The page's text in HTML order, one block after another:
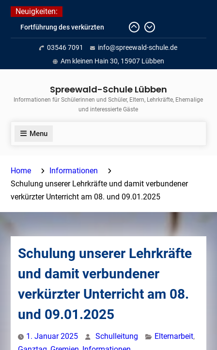
Skip
content
Neuigkeiten:
Fortführung des verkürzten
Unterrichts aufgrund der hohen
Temperaturen (22.06. bis
voraussichtlich zum 26.06.2026)
Journalismus hautnah
Insellauf 2026
03546 7091
info@spreewald-schule.de
Am kleinen Hain 30, 15907 Lübben
Spreewald-Schule Lübben
Informationen für Schülerinnen und Schüler, Eltern, Lehrkräfte, Ehemalige
und interessierte Gäste
Menu
Home
Informationen
Schulung unserer Lehrkräfte und damit verbundener
verkürzter Unterricht am 08. und 09.01.2025
Schulung unserer Lehrkräfte
und damit verbundener
verkürzter Unterricht am 08.
und 09.01.2025
1. Januar 2025 Schulleitung Elternarbeit,